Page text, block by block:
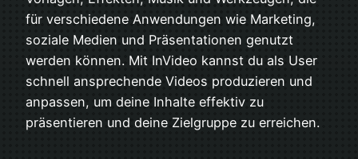
für verschiedene Anwendungen wie Marketing,
soziale Medien und Präsentationen genutzt
werden können. Mit InVideo kannst du als User
schnell ansprechende Videos produzieren und
anpassen, um deine Inhalte effektiv zu
präsentieren und deine Zielgruppe zu erreichen.